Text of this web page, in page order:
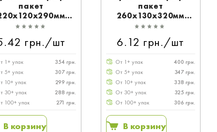
пакет
с ручками
грн./шт
1+ упак
354 грн.
5+ упак
307 грн.
10+ упак
299 грн.
30+ упак
288 грн.
100+ упак
271 грн.
В корзину
пакет
260x130x320мм
белый с ручками
6.12 грн./шт
От 1+ упак
400 грн.
От 5+ упак
347 грн.
От 10+ упак
338 грн.
От 30+ упак
325 грн.
От 100+ упак
306 грн.
В корзину